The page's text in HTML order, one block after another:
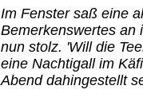
Im Fenster saß eine
Bemerkenswertes an
nun stolz. 'Will die
eine Nachtigall im
Abend dahingestellt